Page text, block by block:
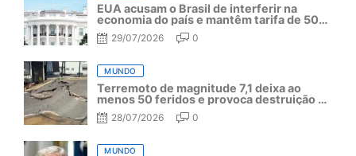
EUA acusam o Brasil de interferir na
economia do país e mantêm tarifa de 50%
por mais um ano
29/07/2026 0
MUNDO
Terremoto de magnitude 7,1 deixa ao
menos 50 feridos e provoca destruição no
Japão
28/07/2026 0
MUNDO